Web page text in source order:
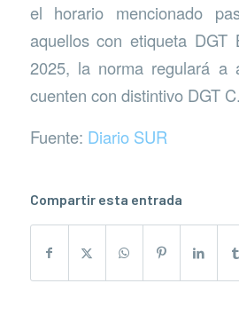
el horario mencionado
aquellos con etiqueta DGT
2025, la norma regulará a
cuenten con distintivo DGT C.
Fuente: Diario SUR
Compartir esta entrada